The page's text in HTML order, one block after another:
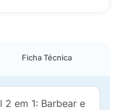
Ficha Técnica
2 em 1: Barbear e